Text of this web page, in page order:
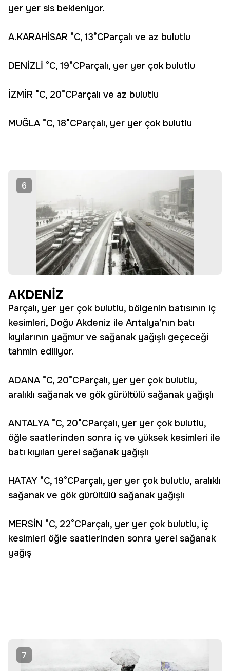
yer yer sis bekleniyor.
A.KARAHİSAR °C, 13°CParçalı ve az bulutlu
DENİZLİ °C, 19°CParçalı, yer yer çok bulutlu
İZMİR °C, 20°CParçalı ve az bulutlu
MUĞLA °C, 18°CParçalı, yer yer çok bulutlu
6
AKDENİZ
Parçalı, yer yer çok bulutlu, bölgenin batısının iç
kesimleri, Doğu Akdeniz ile Antalya’nın batı
kıyılarının yağmur ve sağanak yağışlı geçeceği
tahmin ediliyor.
ADANA °C, 20°CParçalı, yer yer çok bulutlu,
aralıklı sağanak ve gök gürültülü sağanak yağışlı
ANTALYA °C, 20°CParçalı, yer yer çok bulutlu,
öğle saatlerinden sonra iç ve yüksek kesimleri ile
batı kıyıları yerel sağanak yağışlı
HATAY °C, 19°CParçalı, yer yer çok bulutlu, aralıklı
sağanak ve gök gürültülü sağanak yağışlı
MERSİN °C, 22°CParçalı, yer yer çok bulutlu, iç
kesimleri öğle saatlerinden sonra yerel sağanak
yağış
7